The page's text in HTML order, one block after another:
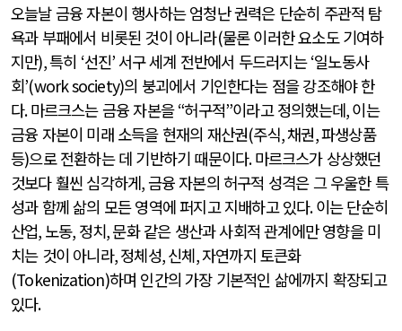
오늘날 금융 자본이 행사하는 엄청난 권력은 단순히 주관적 탐
욕과 부패에서 비롯된 것이 아니라(물론 이러한 요소도 기여하
지만),특히 ‘선진’ 서구 세계 전반에서 두드러지는‘일노동사
회’(work society)의 붕괴에서 기인한다는 점을 강조해야 한
다.마르크스는 금융 자본을“허구적”이라고 정의했는데,이는
금융 자본이 미래 소득을 현재의 재산권(주식,채권,파생상품
등)으로 전환하는 데 기반하기 때문이다.마르크스가 상상했던
것보다 훨씬 심각하게,금융 자본의 허구적 성격은 그 우울한 특
성과 함께 삶의 모든 영역에 퍼지고 지배하고 있다.이는 단순히
산업, 노동, 정치,문화 같은 생산과 사회적 관계에만 영향을 미
치는 것이 아니라,정체성,신체,자연까지 토큰화
(Tokenization)하며 인간의 가장 기본적인 삶에까지 확장되고
있다.